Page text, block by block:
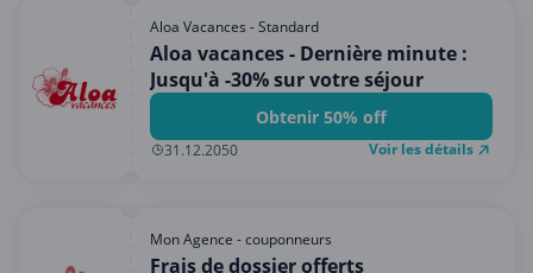
Aloa Vacances - Standard
Aloa vacances - Dernière minute :
Jusqu'à -30% sur votre séjour
Obtenir 50% off
31.12.2050 Voir les détails
Mon Agence - couponneurs
Frais de dossier offerts